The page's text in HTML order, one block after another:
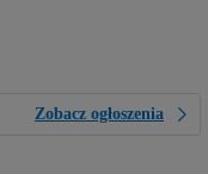
Zobacz ogłoszenia